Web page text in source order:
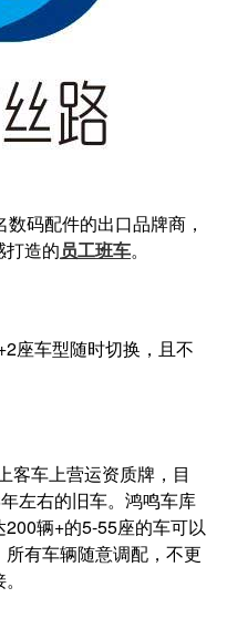
码配件的出口品牌商，
打造的员工班车。
座车型随时切换，且不
客车上营运资质牌，目
左右的旧车。鸿鸣车库
辆+的5-55座的车可以
有车辆随意调配，不更
包车
车 包车背景：行程是深圳科